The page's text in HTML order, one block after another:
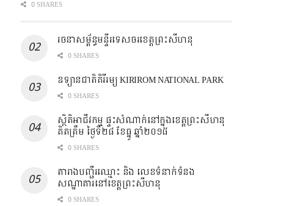
0 SHARES
រចនាសម្ព័ន្ធមន្ទីរទេសចរខេត្តព្រះសីហនុ
0 SHARES
ឧទ្យានជាតិគិរីរម្យ KIRIROM NATIONAL PARK
0 SHARES
ស្ថិតិអាជីវកម្ម ផ្ទះសំណាក់នៅក្នុងខេត្តព្រះសីហនុ
គិតត្រឹម ថ្ងៃទី២៨ ខែធ្នូ ឆ្នាំ២០១៨
0 SHARES
តារាងបញ្ជីរឈ្មោះ ​និង លេខទំនាក់ទំនង
សណ្ឋាគារនៅខេត្តព្រះសីហនុ
0 SHARES